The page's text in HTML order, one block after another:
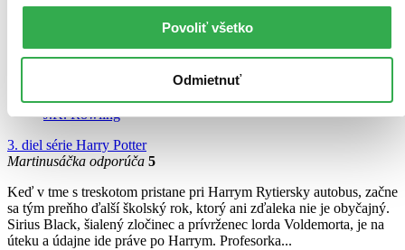
Povoliť všetko
Odmietnuť
Harry Potter a väzeň z Azkabanu (MinaLima)
J.K. Rowling
3. diel série Harry Potter
Martinusáčka odporúča 5
Keď v tme s treskotom pristane pri Harrym Rytiersky autobus, začne
sa tým preňho ďalší školský rok, ktorý ani zďaleka nie je obyčajný.
Sirius Black, šialený zločinec a prívrženec lorda Voldemorta, je na
úteku a údajne ide práve po Harrym. Profesorka...